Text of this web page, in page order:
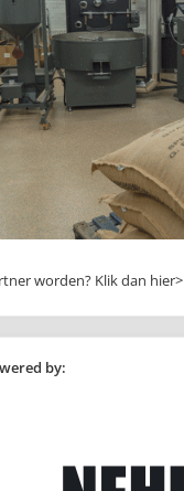
worden? Klik dan hier>
by: